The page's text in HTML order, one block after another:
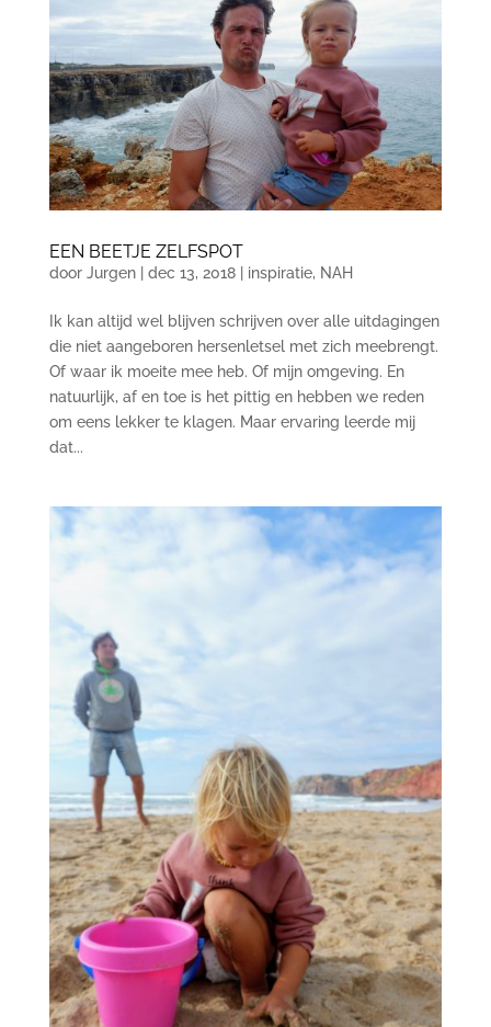
EEN BEETJE ZELFSPOT
door Jurgen| dec 13, 2018| inspiratie, NAH
Ik kan altijd wel blijven schrijven over alle uitdagingen
die niet aangeboren hersenletsel met zich meebrengt.
Of waar ik moeite mee heb. Of mijn omgeving. En
natuurlijk, af en toe is het pittig en hebben we reden
om eens lekker te klagen. Maar ervaring leerde mij
dat...